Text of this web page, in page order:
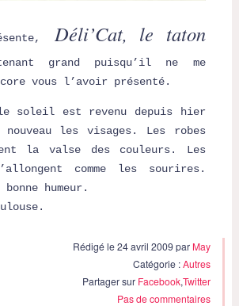
Déli’Cat, le taton
grand puisqu’il ne me
vous l’avoir présenté.
soleil est revenu depuis hier
les visages. Les robes
la valse des couleurs. Les
comme les sourires.
humeur.
Rédigé le 24 avril 2009 par May
Catégorie :Autres
Partager sur Facebook,Twitter
Pas de commentaires